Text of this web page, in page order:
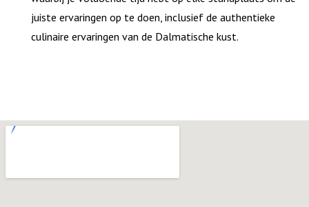
juiste ervaringen op te doen, inclusief de authentieke
culinaire ervaringen van de Dalmatische kust.